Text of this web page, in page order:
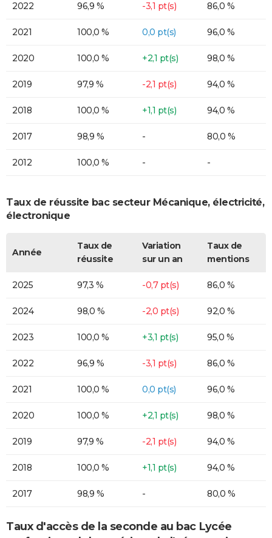
2022 96,9 % -3,1 pt(s) 86,0 %
2021 100,0 % 0,0 pt(s) 96,0 %
2020 100,0 % +2,1 pt(s) 98,0 %
2019 97,9 % -2,1 pt(s) 94,0 %
2018 100,0 % +1,1 pt(s) 94,0 %
2017 98,9 % - 80,0 %
2012 100,0 % - -
Taux de réussite bac secteur Mécanique, électricité,
électronique
Année
Taux de
réussite
Variation
sur un an
Taux de
mentions
2025 97,3 % -0,7 pt(s) 86,0 %
2024 98,0 % -2,0 pt(s) 92,0 %
2023 100,0 % +3,1 pt(s) 95,0 %
2022 96,9 % -3,1 pt(s) 86,0 %
2021 100,0 % 0,0 pt(s) 96,0 %
2020 100,0 % +2,1 pt(s) 98,0 %
2019 97,9 % -2,1 pt(s) 94,0 %
2018 100,0 % +1,1 pt(s) 94,0 %
2017 98,9 % - 80,0 %
Taux d'accès de la seconde au bac Lycée